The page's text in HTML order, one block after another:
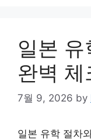
일본
완벽 체
7월 9, 2026 by
일본 유학 절차